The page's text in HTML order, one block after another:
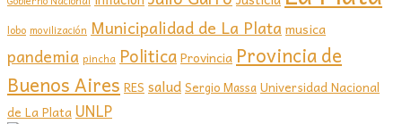
lobo movilización Municipalidad de La Plata musica
pandemia pincha PoliticaProvincia Provincia de
Buenos Aires RES saludSergio MassaUniversidad Nacional
de La Plata UNLP